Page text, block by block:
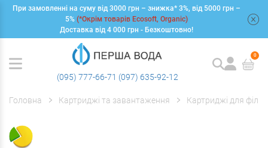
При замовленні на суму від 3000 грн – знижка* 3%, від 5000 грн –
5% (*Окрім товарів Ecosoft, Organic)
Доставка від 4 000 грн - Безкоштовно!
(095) 777-66-71 (097) 635-92-12
0
Головна Картриджі та завантаження Картриджі для